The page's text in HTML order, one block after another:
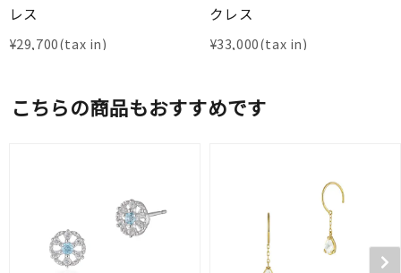
レス
¥29,700
クレス
¥33,000
こちらの商品もおすすめです